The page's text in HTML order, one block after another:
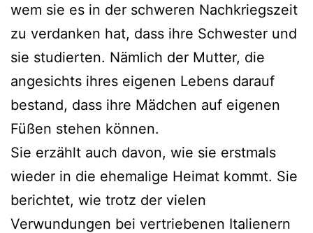
wem sie es in der schweren Nachkriegszeit
zu verdanken hat, dass ihre Schwester und
sie studierten. Nämlich der Mutter, die
angesichts ihres eigenen Lebens darauf
bestand, dass ihre Mädchen auf eigenen
Füßen stehen können.
Sie erzählt auch davon, wie sie erstmals
wieder in die ehemalige Heimat kommt. Sie
berichtet, wie trotz der vielen
Verwundungen bei vertriebenen Italienern